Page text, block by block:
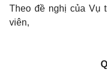
Theo đề nghị của Vụ
viên,